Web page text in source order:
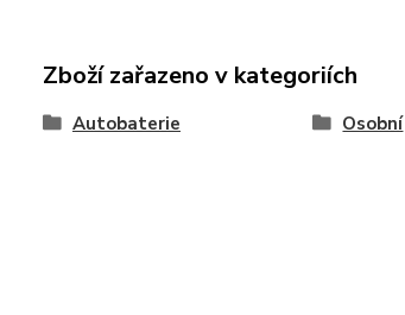
Zboží zařazeno v kategoriích
Autobaterie Osobní